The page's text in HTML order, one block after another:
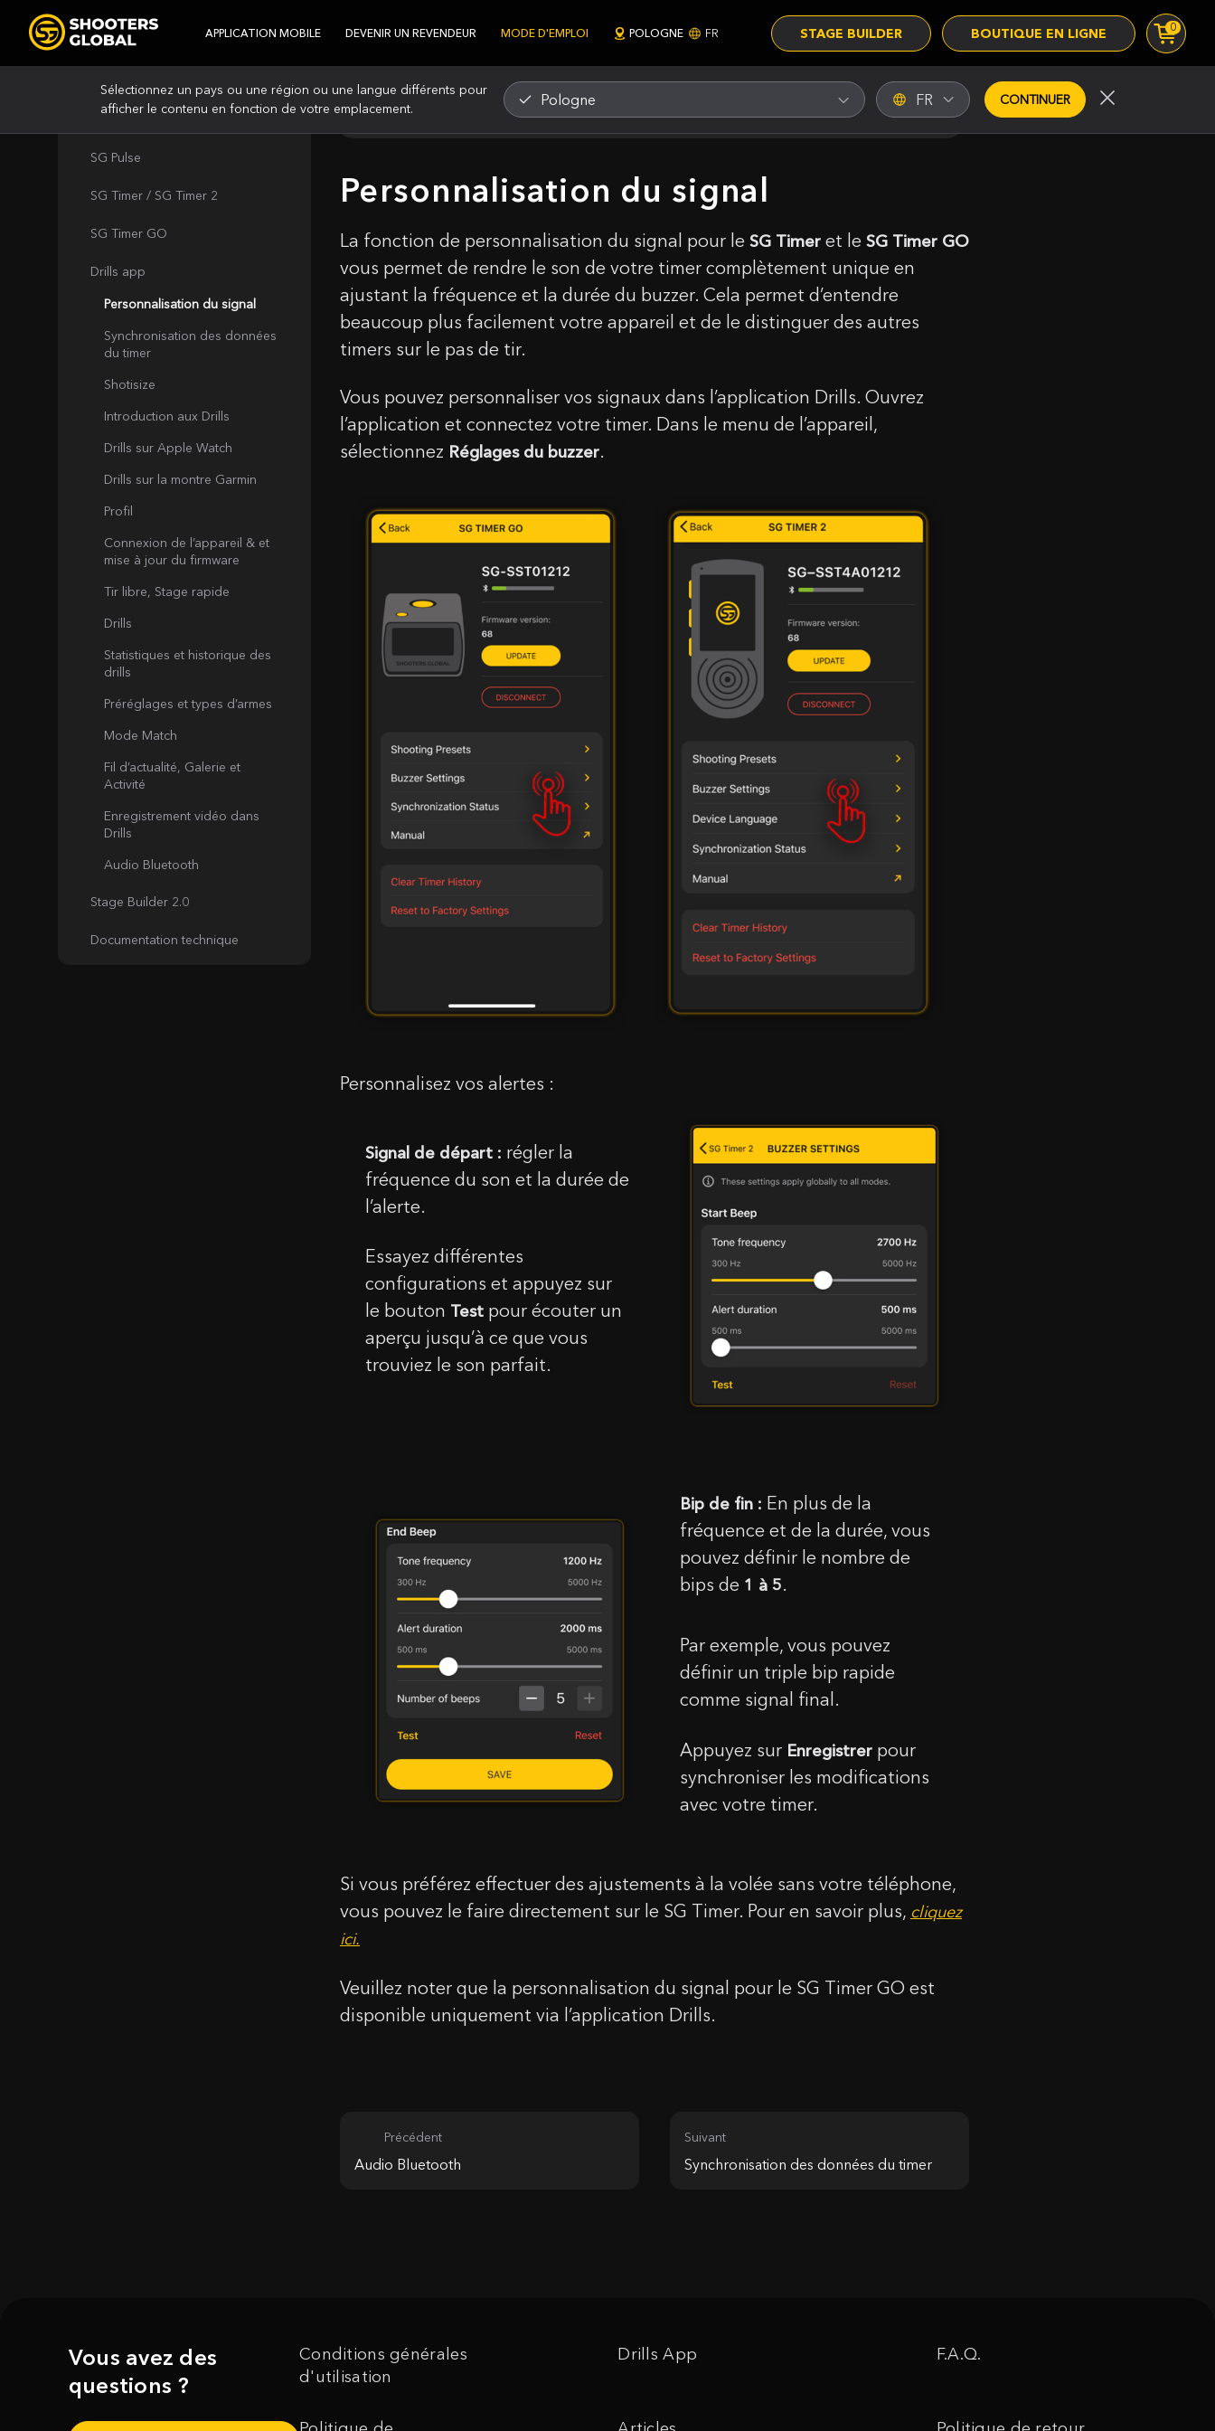
APPLICATION MOBILE DEVENIR UN REVENDEUR MODE D'EMPLOI POLOGNE FR STAGE BUILDER BOUTIQUE EN LIGNE 0
Sélectionnez un pays ou une région ou une langue différents pour
afficher le contenu en fonction de votre emplacement.
Pologne FR
CONTINUER
SG Pulse
SG Timer / SG Timer 2
SG Timer GO
Drills app
Personnalisation du signal
Synchronisation des données
du timer
Shotisize
Introduction aux Drills
Drills sur Apple Watch
Drills sur la montre Garmin
Profil
Connexion de l’appareil & et
mise à jour du firmware
Tir libre, Stage rapide
Drills
Statistiques et historique des
drills
Préréglages et types d’armes
Mode Match
Fil d’actualité, Galerie et
Activité
Enregistrement vidéo dans
Drills
Audio Bluetooth
Stage Builder 2.0
Documentation technique
Personnalisation du signal
La fonction de personnalisation du signal pour le SG Timer et le SG Timer GO
vous permet de rendre le son de votre timer complètement unique en
ajustant la fréquence et la durée du buzzer. Cela permet d’entendre
beaucoup plus facilement votre appareil et de le distinguer des autres
timers sur le pas de tir.
Vous pouvez personnaliser vos signaux dans l’application Drills. Ouvrez
l’application et connectez votre timer. Dans le menu de l’appareil,
sélectionnez Réglages du buzzer.
Personnalisez vos alertes :
Signal de départ : régler la
fréquence du son et la durée de
l’alerte.
Essayez différentes
configurations et appuyez sur
le bouton Testpour écouter un
aperçu jusqu’à ce que vous
trouviez le son parfait.
Bip de fin : En plus de la
fréquence et de la durée, vous
pouvez définir le nombre de
bips de 1 à 5.
Par exemple, vous pouvez
définir un triple bip rapide
comme signal final.
Appuyez sur Enregistrerpour
synchroniser les modifications
avec votre timer.
Si vous préférez effectuer des ajustements à la volée sans votre téléphone,
vous pouvez le faire directement sur le SG Timer. Pour en savoir plus, cliquez
ici.
Veuillez noter que la personnalisation du signal pour le SG Timer GO est
disponible uniquement via l’application Drills.
Précédent
Audio Bluetooth
Suivant
Synchronisation des données du timer
Vous avez des
questions ?
Conditions générales
d'utilisation
Drills App F.A.Q.
Votre bon a été activé !
18.44
Félicitations, vous recevrez un étui en silicone gratuit lors de la commande
Ajouter un SG Timer à votre panier et sélectionner la couleur de la coque
Nom
Email
Message
Notice: Changement de pays vers
Comprenez-vous ces conditions et souhaitez continuer?
ANNULER